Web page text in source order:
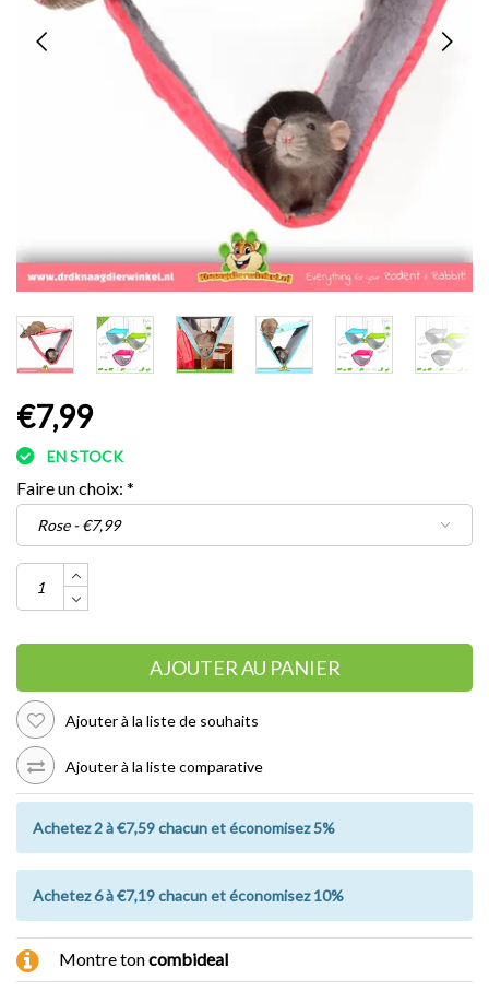
€7,99
EN STOCK
Faire un choix: *
AJOUTER AU PANIER
Ajouter à la liste de souhaits
Ajouter à la liste comparative
Achetez 2 à €7,59 chacun et économisez 5%
Achetez 6 à €7,19 chacun et économisez 10%
Montre toncombideal